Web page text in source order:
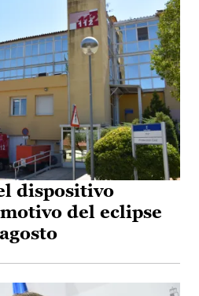
dispositivo
del eclipse